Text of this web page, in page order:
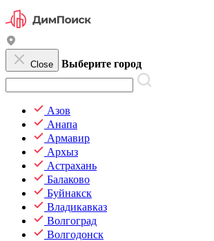
Close Выберите город
Азов
Анапа
Армавир
Архыз
Астрахань
Балаково
Буйнакск
Владикавказ
Волгоград
Волгодонск